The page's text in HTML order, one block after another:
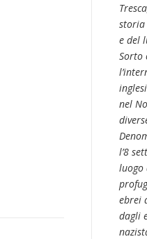
storia
e del
Sorto
nel
l’8
luogo
ebrei
dagli